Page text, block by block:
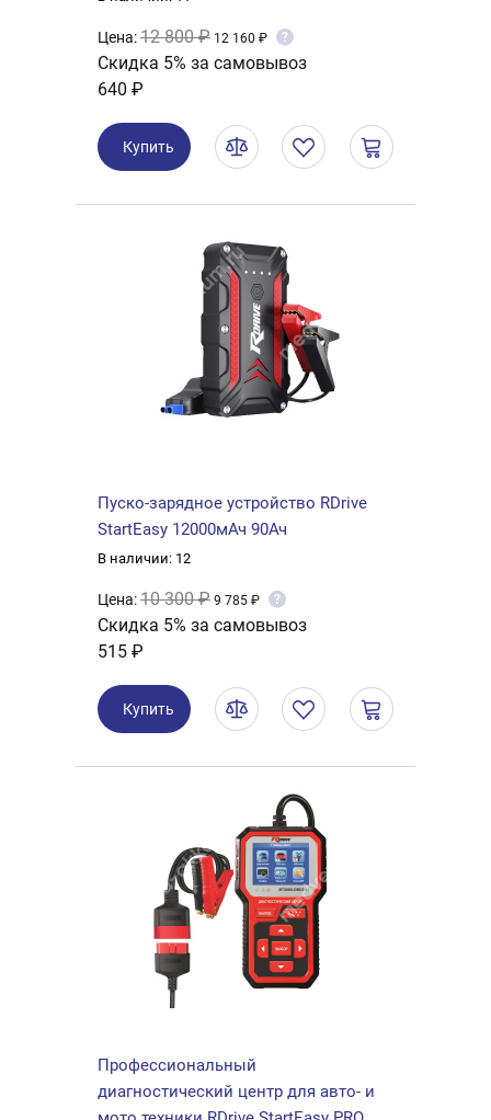
Цена:12 800 ₽ 12 160 ₽ ?
Скидка 5% за самовывоз
640 ₽
Купить
Пуско-зарядное устройство RDrive
StartEasy 12000мАч 90Ач
В наличии: 12
Цена:10 300 ₽ 9 785 ₽ ?
Скидка 5% за самовывоз
515 ₽
Купить
Профессиональный
диагностический центр для авто- и